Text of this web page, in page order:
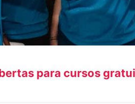
para cursos